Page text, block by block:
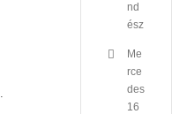
nd
ész
Me
rce
des
16